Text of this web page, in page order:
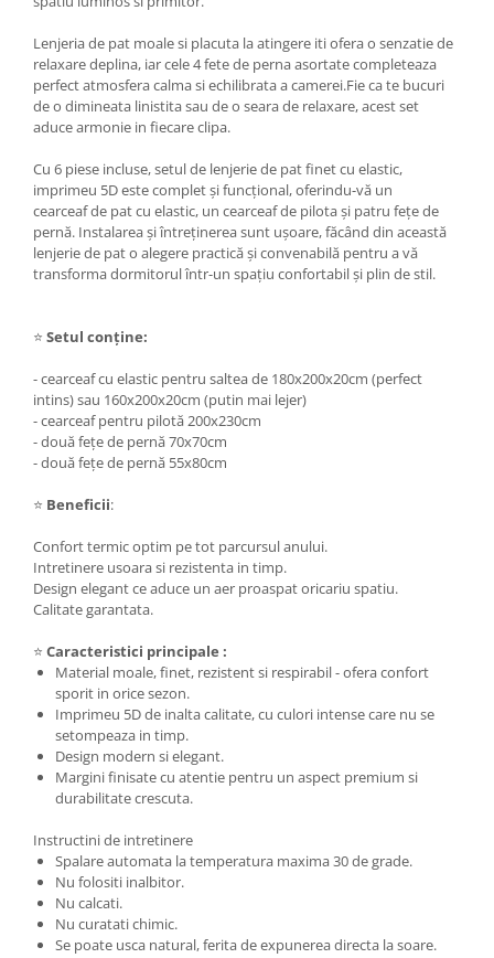
Lenjeria de pat moale si placuta la atingere iti ofera o senzatie de
relaxare deplina, iar cele 4 fete de perna asortate completeaza
perfect atmosfera calma si echilibrata a camerei.Fie ca te bucuri
de o dimineata linistita sau de o seara de relaxare, acest set
aduce armonie in fiecare clipa.
Cu 6 piese incluse, setul de lenjerie de pat finet cu elastic,
imprimeu 5D este complet și funcțional, oferindu-vă un
cearceaf de pat cu elastic, un cearceaf de pilota și patru fețe de
pernă. Instalarea și întreținerea sunt ușoare, făcând din această
lenjerie de pat o alegere practică și convenabilă pentru a vă
transforma dormitorul într-un spațiu confortabil și plin de stil.
⭐ Setul conține:
- cearceaf cu elastic pentru saltea de 180x200x20cm (perfect
intins) sau 160x200x20cm (putin mai lejer)
- cearceaf pentru pilotă 200x230cm
- două fețe de pernă 70x70cm
- două fețe de pernă 55x80cm
⭐ Beneficii:
Confort termic optim pe tot parcursul anului.
Intretinere usoara si rezistenta in timp.
Design elegant ce aduce un aer proaspat oricariu spatiu.
Calitate garantata.
⭐ Caracteristici principale :
Material moale, finet, rezistent si respirabil - ofera confort
sporit in orice sezon.
Imprimeu 5D de inalta calitate, cu culori intense care nu se
setompeaza in timp.
Design modern si elegant.
Margini finisate cu atentie pentru un aspect premium si
durabilitate crescuta.
Instructini de intretinere
Spalare automata la temperatura maxima 30 de grade.
Nu folositi inalbitor.
Nu calcati.
Nu curatati chimic.
Se poate usca natural, ferita de expunerea directa la soare.